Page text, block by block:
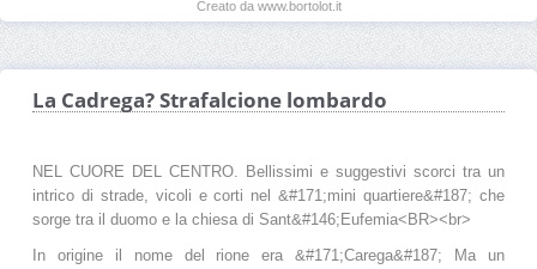
Creato da www.bortolot.it
La Cadrega? Strafalcione lombardo
NEL CUORE DEL CENTRO. Bellissimi e suggestivi scorci tra un
intrico di strade, vicoli e corti nel &#171;mini quartiere&#187; che
sorge tra il duomo e la chiesa di Sant&#146;Eufemia<BR><br>
In origine il nome del rione era &#171;Carega&#187; Ma un